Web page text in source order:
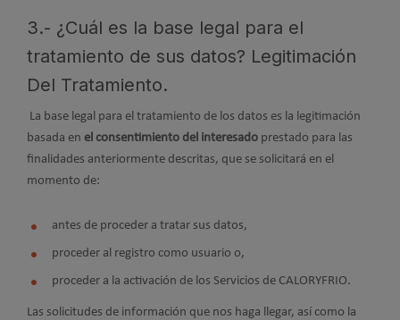
3.- ¿Cuál es la base legal para el
tratamiento de sus datos? Legitimación
Del Tratamiento.
La base legal para el tratamiento de los datos es la legitimación
basada en el consentimiento del interesado prestado para las
finalidades anteriormente descritas, que se solicitará en el
momento de:
antes de proceder a tratar sus datos,
proceder al registro como usuario o,
proceder a la activación de los Servicios de CALORYFRIO.
Las solicitudes de información que nos haga llegar, así como la